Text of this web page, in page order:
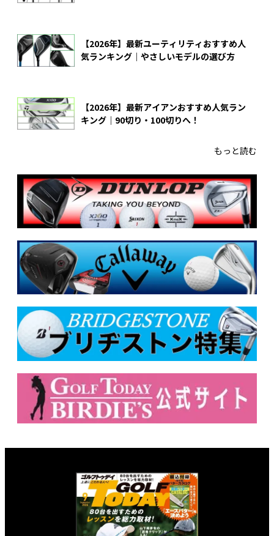
【2026年】最新ユーティリティおすすめ人
気ランキング｜やさしいモデルの選び方
【2026年】最新アイアンおすすめ人気ラン
キング｜90切り・100切りへ！
もっと読む